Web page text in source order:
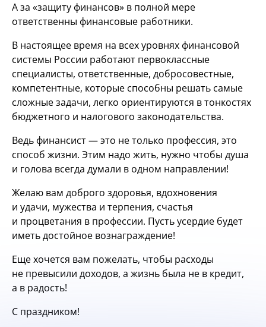
А за «защиту финансов» в полной мере
ответственны финансовые работники.
В настоящее время на всех уровнях финансовой
системы России работают первоклассные
специалисты, ответственные, добросовестные,
компетентные, которые способны решать самые
сложные задачи, легко ориентируются в тонкостях
бюджетного и налогового законодательства.
Ведь финансист — это не только профессия, это
способ жизни. Этим надо жить, нужно чтобы душа
и голова всегда думали в одном направлении!
Желаю вам доброго здоровья, вдохновения
и удачи, мужества и терпения, счастья
и процветания в профессии. Пусть усердие будет
иметь достойное вознаграждение!
Еще хочется вам пожелать, чтобы расходы
не превысили доходов, а жизнь была не в кредит,
а в радость!
С праздником!